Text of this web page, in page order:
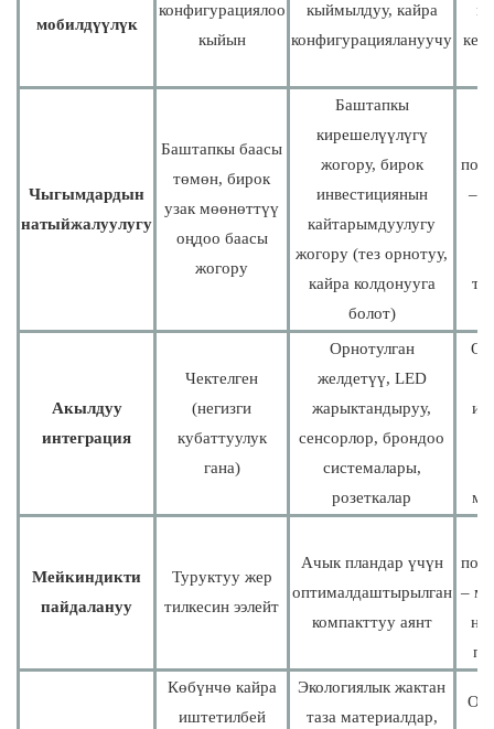
мобилдүүлүк
конфигурациялоо
кыйын
кыймылдуу, кайра
конфигурациялануучу
Чыгымдардын
натыйжалуулугу
Баштапкы баасы
төмөн, бирок
узак мөөнөттүү
оңдоо баасы
жогору
Баштапкы
кирешелүүлүгү
жогору, бирок
инвестициянын
кайтарымдуулугу
жогору (тез орнотуу,
кайра колдонууга
болот)
–
Акылдуу
интеграция
Чектелген
(негизги
кубаттуулук
гана)
Орнотулган
желдетүү, LED
жарыктандыруу,
сенсорлор, брондоо
системалары,
розеткалар
Мейкиндикти
пайдалануу
Туруктуу жер
тилкесин ээлейт
Ачык пландар үчүн
оптималдаштырылган
компакттуу аянт
–
Көбүнчө кайра
иштетилбей
Экологиялык жактан
таза материалдар,